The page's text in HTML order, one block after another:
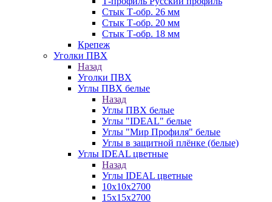
Стык Т-обр. 26 мм
Стык Т-обр. 20 мм
Стык Т-обр. 18 мм
Крепеж
Уголки ПВХ
Назад
Уголки ПВХ
Углы ПВХ белые
Назад
Углы ПВХ белые
Углы "IDEAL" белые
Углы "Мир Профиля" белые
Углы в защитной плёнке (белые)
Углы IDEAL цветные
Назад
Углы IDEAL цветные
10х10х2700
15х15х2700